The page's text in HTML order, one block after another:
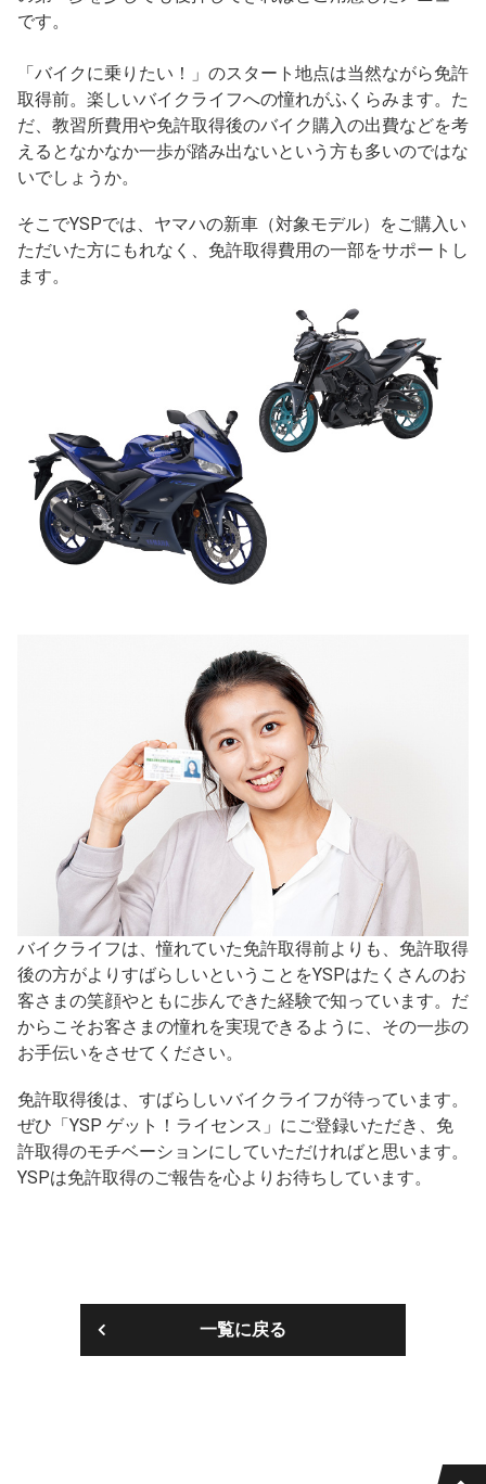
です。
「バイクに乗りたい！」のスタート地点は当然ながら免許
取得前。楽しいバイクライフへの憧れがふくらみます。た
だ、教習所費用や免許取得後のバイク購入の出費などを考
えるとなかなか一歩が踏み出ないという方も多いのではな
いでしょうか。
そこでYSPでは、ヤマハの新車（対象モデル）をご購入い
ただいた方にもれなく、免許取得費用の一部をサポートし
ます。
バイクライフは、憧れていた免許取得前よりも、免許取得
後の方がよりすばらしいということをYSPはたくさんのお
客さまの笑顔やともに歩んできた経験で知っています。だ
からこそお客さまの憧れを実現できるように、その一歩の
お手伝いをさせてください。
免許取得後は、すばらしいバイクライフが待っています。
ぜひ「YSP ゲット！ライセンス」にご登録いただき、免
許取得のモチベーションにしていただければと思います。
YSPは免許取得のご報告を心よりお待ちしています。
一覧に戻る